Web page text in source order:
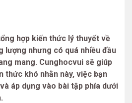
hợp kiến thức lý thuyết về
lượng nhưng có quá nhiều đầu
mang. Cunghocvui sẽ giúp
thức khó nhằn này, việc bạn
áp dụng vào bài tập phía dưới